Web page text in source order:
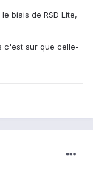
biais de RSD Lite,
c'est sur que celle-